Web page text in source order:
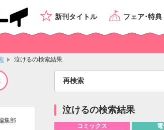
新刊タイトル フェア･特典
泣けるの検索結果
再検索
泣けるの検索結果
コミックス
集部